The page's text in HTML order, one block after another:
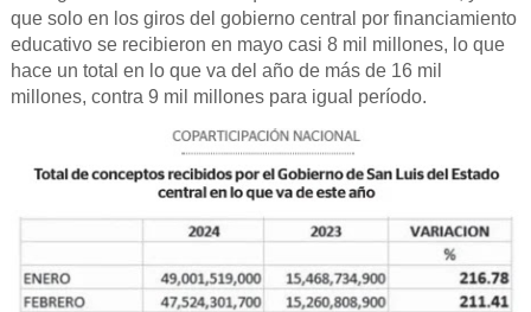
que solo en los giros del gobierno central por financiamiento
educativo se recibieron en mayo casi 8 mil millones, lo que
hace un total en lo que va del año de más de 16 mil
millones, contra 9 mil millones para igual período.